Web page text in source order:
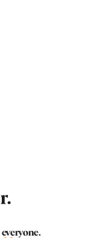
everyone.